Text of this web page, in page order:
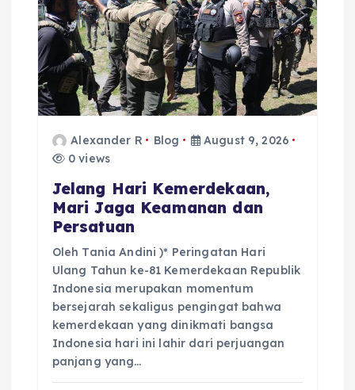
o
n
Alexander R Blog
August 9, 2026
0 views
Jelang Hari Kemerdekaan,
Mari Jaga Keamanan dan
Persatuan
Oleh Tania Andini )* Peringatan Hari
Ulang Tahun ke-81 Kemerdekaan Republik
Indonesia merupakan momentum
bersejarah sekaligus pengingat bahwa
kemerdekaan yang dinikmati bangsa
Indonesia hari ini lahir dari perjuangan
panjang yang…